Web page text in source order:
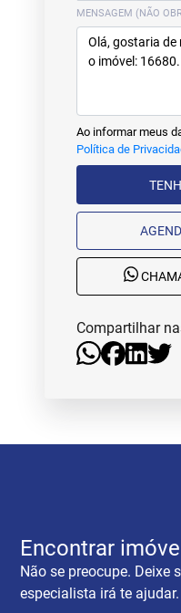
MENSAGEM (NÃO
Ao informar meus
Política de
Compartilhar
Encontrar
Não se preocupe. Deixe
especialista irá te ajudar.